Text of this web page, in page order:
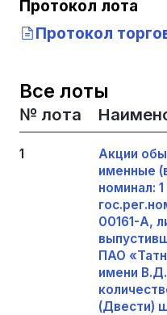
Протокол лота
Протокол
Все лоты
№ лота
1
Акции
именные
номинал: 1
00161-А,
ПАО
имени
(Двести)